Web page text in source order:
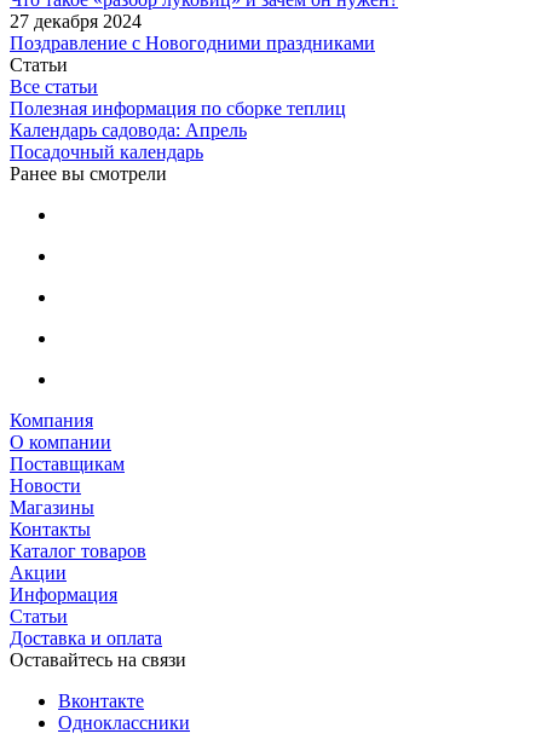
27 декабря 2024
Поздравление с Новогодними праздниками
Статьи
Все статьи
Полезная информация по сборке теплиц
Календарь садовода: Апрель
Посадочный календарь
Ранее вы смотрели
Компания
О компании
Поставщикам
Новости
Магазины
Контакты
Каталог товаров
Акции
Информация
Статьи
Доставка и оплата
Оставайтесь на связи
Вконтакте
Одноклассники